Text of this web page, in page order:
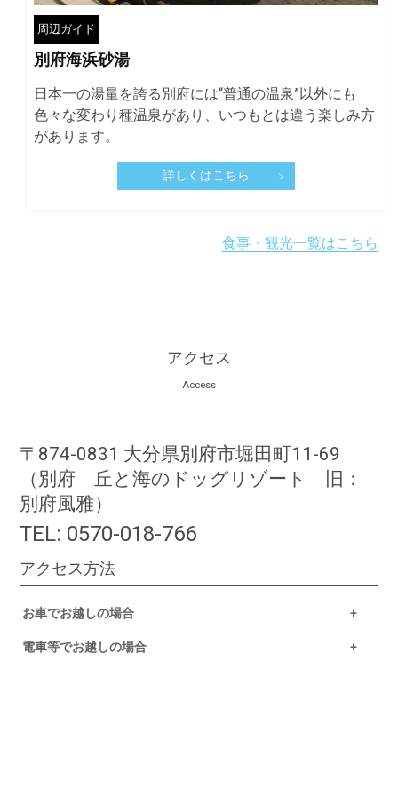
周辺ガイド
別府海浜砂湯
日本一の湯量を誇る別府には“普通の温泉”以外にも
色々な変わり種温泉があり、いつもとは違う楽しみ方
があります。
詳しくはこちら
食事・観光一覧はこちら
アクセス
Access
〒874-0831 大分県別府市堀田町11-69
（別府 丘と海のドッグリゾート 旧：
別府風雅）
TEL: 0570-018-766
アクセス方法
お車でお越しの場合
電車等でお越しの場合